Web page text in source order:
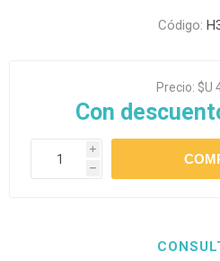
Código:
Precio: $U
Con
i
h